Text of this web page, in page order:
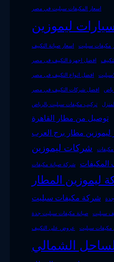
اسعار المكيفات سبليت في مصر
ليموزين
اسعار صيانة التكييف مكيفات سبليت
افضل اجهزة التكييف فى مصر
افضل انواع التكييف فى مصر
افضل شركات التكييف في مصر
تركيب مكيفات سبليت بالرياض
توصيل من مطار القاهرة
مطار برج العرب
شركات ليموزين
شركة صيانة مكيفات
ليموزين المطار
شركة مكيفات سبليت
صيانة مكيفات سبليت جدة سبليت
عروض على التكييف سبليت
الشمالي